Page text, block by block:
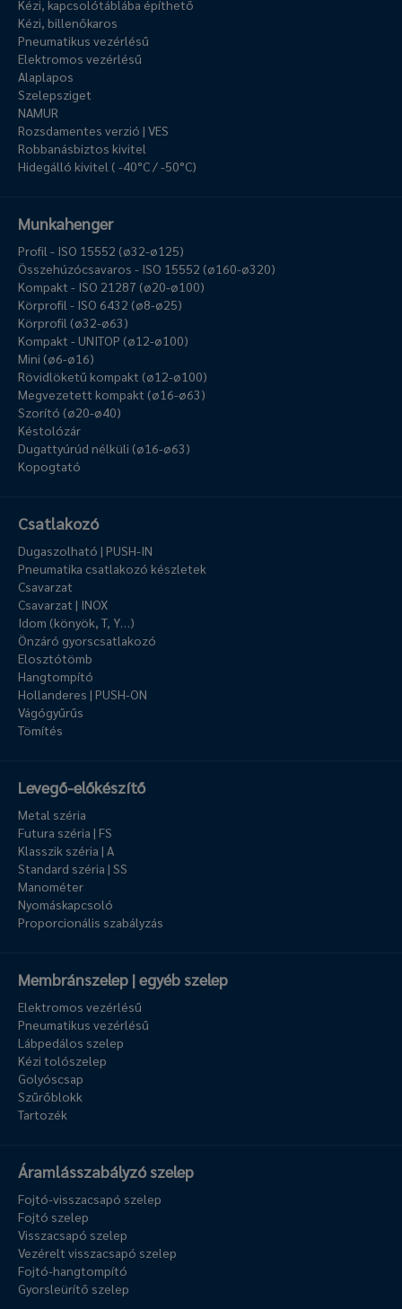
Kézi, kapcsolótáblába építhető
Kézi, billenőkaros
Pneumatikus vezérlésű
Elektromos vezérlésű
Alaplapos
Szelepsziget
NAMUR
Rozsdamentes verzió | VES
Robbanásbiztos kivitel
Hidegálló kivitel ( -40°C / -50°C)
Munkahenger
Profil - ISO 15552 (ø32-ø125)
Összehúzócsavaros - ISO 15552 (ø160-ø320)
Kompakt - ISO 21287 (ø20-ø100)
Körprofil - ISO 6432 (ø8-ø25)
Körprofil (ø32-ø63)
Kompakt - UNITOP (ø12-ø100)
Mini (ø6-ø16)
Rövidlöketű kompakt (ø12-ø100)
Megvezetett kompakt (ø16-ø63)
Szorító (ø20-ø40)
Késtolózár
Dugattyúrúd nélküli (ø16-ø63)
Kopogtató
Csatlakozó
Dugaszolható | PUSH-IN
Pneumatika csatlakozó készletek
Csavarzat
Csavarzat | INOX
Idom (könyök, T, Y…)
Önzáró gyorscsatlakozó
Elosztótömb
Hangtompító
Hollanderes | PUSH-ON
Vágógyűrűs
Tömítés
Levegő-előkészítő
Metal széria
Futura széria | FS
Klasszik széria | A
Standard széria | SS
Manométer
Nyomáskapcsoló
Proporcionális szabályzás
Membránszelep | egyéb szelep
Elektromos vezérlésű
Pneumatikus vezérlésű
Lábpedálos szelep
Kézi tolószelep
Golyóscsap
Szűrőblokk
Tartozék
Áramlásszabályzó szelep
Fojtó-visszacsapó szelep
Fojtó szelep
Visszacsapó szelep
Vezérelt visszacsapó szelep
Fojtó-hangtompító
Gyorsleürítő szelep